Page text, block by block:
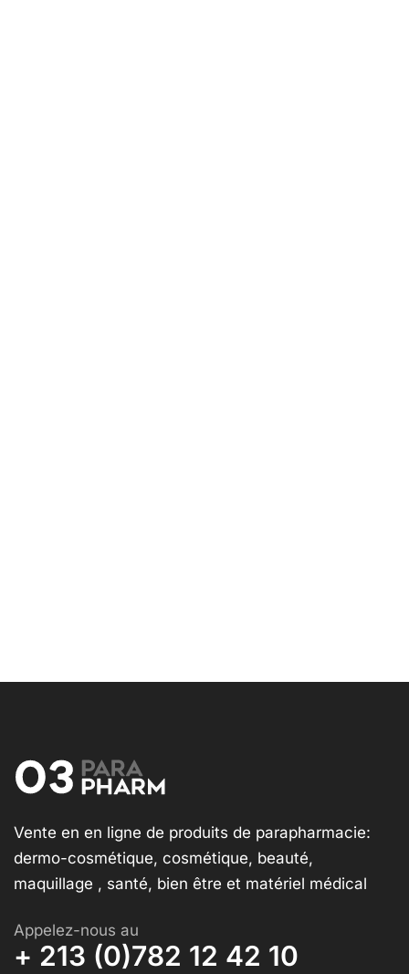
Vente en en ligne de produits de parapharmacie:
dermo-cosmétique, cosmétique, beauté,
maquillage , santé, bien être et matériel médical
Appelez-nous au
+ 213 (0)782 12 42 10